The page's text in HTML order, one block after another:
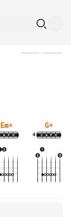
Em* G*
4